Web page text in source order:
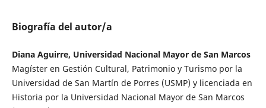
Biografía del autor/a
Diana Aguirre, Universidad Nacional Mayor de San Marcos
Magíster en Gestión Cultural, Patrimonio y Turismo por la
Universidad de San Martín de Porres (USMP) y licenciada en
Historia por la Universidad Nacional Mayor de San Marcos